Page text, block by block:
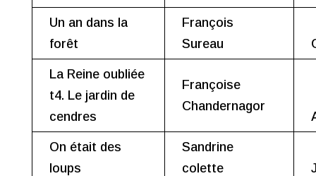
Un an dans la
forêt
François
Sureau
La Reine oubliée
t4. Le jardin de
cendres
Françoise
Chandernagor
On était des
loups
Sandrine
colette